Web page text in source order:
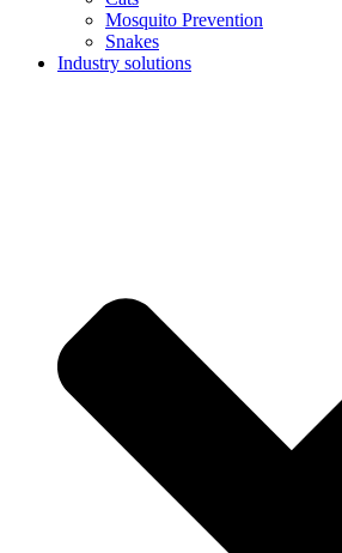
Mosquito Prevention
Snakes
Industry solutions